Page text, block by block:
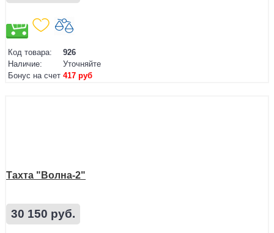
Код товара:
926
Наличие:
Уточняйте
Бонус на счет 417 руб
Тахта "Волна-2"
30 150 руб.